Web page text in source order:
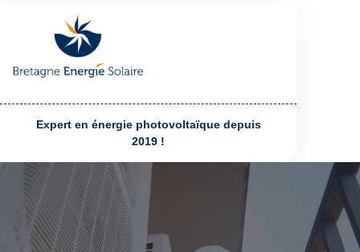
Expert en énergie photovoltaïque depuis
2019 !